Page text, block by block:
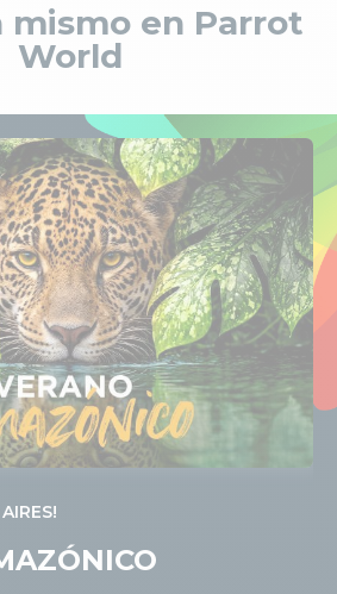
mismo en Parrot
World